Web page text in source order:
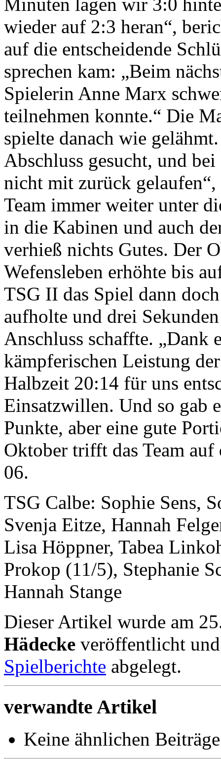
wieder auf 2:3 heran“,
auf die entscheidende
sprechen kam: „Beim
Spielerin Anne Marx
teilnehmen konnte.“ Die
spielte danach wie
Abschluss gesucht, und
nicht mit zurück
Team immer weiter unter
in die Kabinen und auch
verhieß nichts Gutes. Der
Wefensleben erhöhte bis
TSG II das Spiel dann
aufholte und drei
Anschluss schaffte. „Dank
kämpferischen Leistung
Halbzeit 20:14 für uns
Einsatzwillen. Und so gab
Punkte, aber eine gute
Oktober trifft das Team
06.
TSG Calbe: Sophie Sens,
Svenja Eitze, Hannah
Lisa Höppner, Tabea
Prokop (11/5), Stephanie
Hannah Stange
Dieser Artikel wurde am
Hädecke veröffentlicht
Spielberichte abgelegt.
verwandte Artikel
Keine ähnlichen Beiträge